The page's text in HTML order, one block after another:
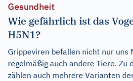
Gesundheit
Wie gefährlich ist das
H5N1?
Grippeviren befallen nicht nur uns
regelmäßig auch andere Tiere. Zu
zählen auch mehrere Varianten